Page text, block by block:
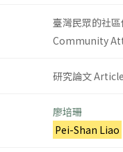
臺灣民眾的社
Community
研究論文 Article
廖培珊
Pei-Shan Liao